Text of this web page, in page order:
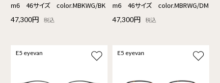
m6 46サイズ color.MBKWG/BK
47,300円 税込
m6 46サイズ color.MBRWG/DM
47,300円 税込
E5 eyevan E5 eyevan